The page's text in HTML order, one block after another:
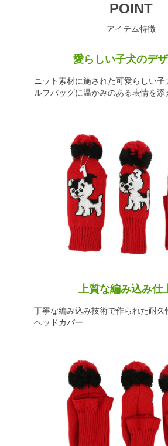
POINT
アイテム特徴
愛らしい子犬のデ
ニット素材に施された可愛らしい子
ルフバッグに温かみのある表情を添
上質な編み込み仕
丁寧な編み込み技術で作られた耐久
ヘッドカバー